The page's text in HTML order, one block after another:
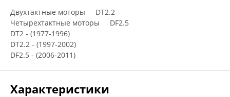
Двухтактные моторы DT2.2
Четырехтактные моторы DF2.5
DT2 - (1977-1996)
DT2.2 - (1997-2002)
DF2.5 - (2006-2011)
Характеристики